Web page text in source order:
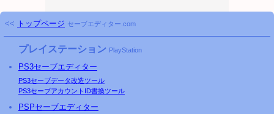
<< トップページ セーブエディター.com
プレイステーション PlayStation
PS3セーブエディター
PS3セーブデータ改造ツール
PS3セーブアカウントID書換ツール
PSPセーブエディター